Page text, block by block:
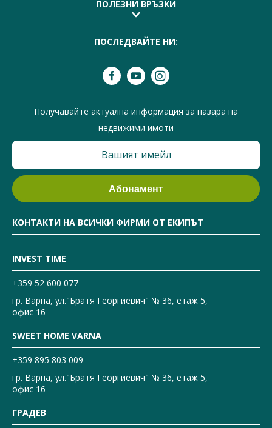
ПОЛЕЗНИ ВРЪЗКИ
ПОСЛЕДВАЙТЕ НИ:
Получавайте актуална информация за пазара на
недвижими имоти
КОНТАКТИ НА ВСИЧКИ ФИРМИ ОТ ЕКИПЪТ
INVEST TIME
+359 52 600 077
гр. Варна, ул."Братя Георгиевич" № 36, етаж 5,
офис 16
SWEET HOME VARNA
+359 895 803 009
гр. Варна, ул."Братя Георгиевич" № 36, етаж 5,
офис 16
ГРАДЕВ